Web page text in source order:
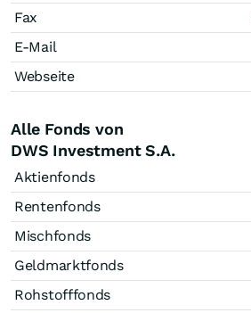
Fax
E-Mail
Webseite
Alle Fonds von
DWS Investment S.A.
Aktienfonds
Rentenfonds
Mischfonds
Geldmarktfonds
Rohstofffonds